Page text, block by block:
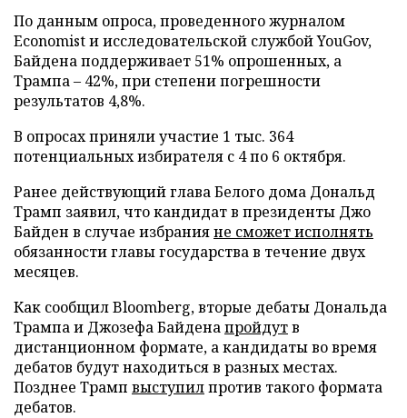
По данным опроса, проведенного журналом
Economist и исследовательской службой YouGov,
Байдена поддерживает 51% опрошенных, а
Трампа – 42%, при степени погрешности
результатов 4,8%.
В опросах приняли участие 1 тыс. 364
потенциальных избирателя с 4 по 6 октября.
Ранее действующий глава Белого дома Дональд
Трамп заявил, что кандидат в президенты Джо
Байден в случае избранияне сможет исполнять
обязанности главы государства в течение двух
месяцев.
Как сообщил Bloomberg, вторые дебаты Дональда
Трампа и Джозефа Байденапройдутв
дистанционном формате, а кандидаты во время
дебатов будут находиться в разных местах.
Позднее Трамп выступилпротив такого формата
дебатов.